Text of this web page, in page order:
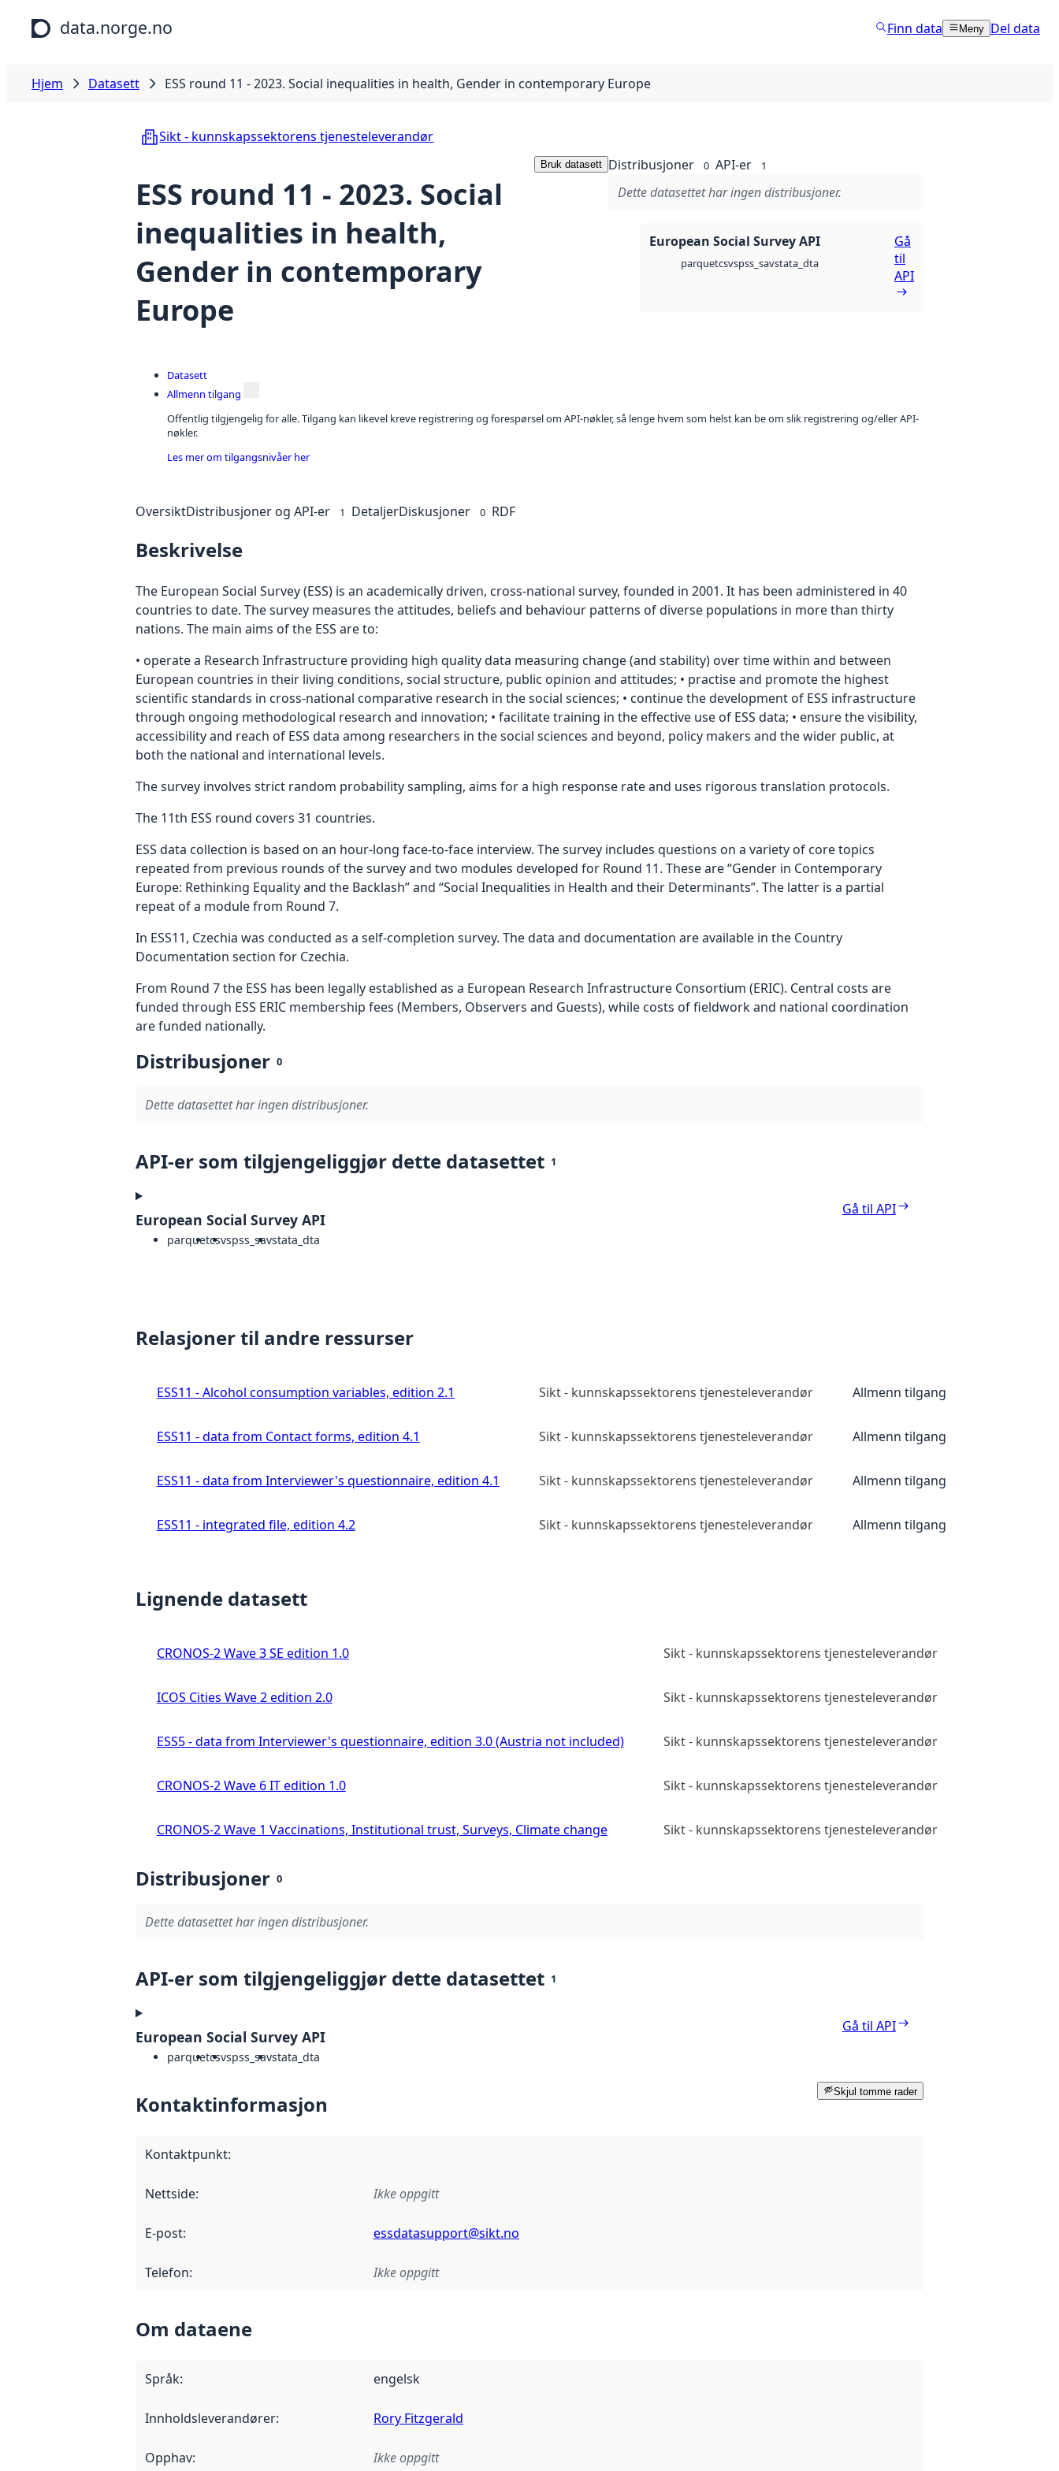
Hopp til hovedinnhold
data.norge.no Finn data Meny Del data
Hjem Datasett ESS round 11 - 2023. Social inequalities in health, Gender in contemporary Europe
Sikt - kunnskapssektorens tjenesteleverandør
ESS round 11 - 2023. Social
inequalities in health,
Gender in contemporary
Europe
Bruk datasett Distribusjoner 0 API-er 1
Dette datasettet har ingen distribusjoner.
European Social Survey API
parquetcsvspss_savstata_dta
Gå
til
API
Datasett
Allmenn tilgang
Offentlig tilgjengelig for alle. Tilgang kan likevel kreve registrering og forespørsel om API-nøkler, så lenge hvem som helst kan be om slik registrering og/eller API-
nøkler.
Les mer om tilgangsnivåer her
OversiktDistribusjoner og API-er 1 DetaljerDiskusjoner 0 RDF
Beskrivelse
The European Social Survey (ESS) is an academically driven, cross-national survey, founded in 2001. It has been administered in 40
countries to date. The survey measures the attitudes, beliefs and behaviour patterns of diverse populations in more than thirty
nations. The main aims of the ESS are to:
• operate a Research Infrastructure providing high quality data measuring change (and stability) over time within and between
European countries in their living conditions, social structure, public opinion and attitudes; • practise and promote the highest
scientific standards in cross-national comparative research in the social sciences; • continue the development of ESS infrastructure
through ongoing methodological research and innovation; • facilitate training in the effective use of ESS data; • ensure the visibility,
accessibility and reach of ESS data among researchers in the social sciences and beyond, policy makers and the wider public, at
both the national and international levels.
The survey involves strict random probability sampling, aims for a high response rate and uses rigorous translation protocols.
The 11th ESS round covers 31 countries.
ESS data collection is based on an hour-long face-to-face interview. The survey includes questions on a variety of core topics
repeated from previous rounds of the survey and two modules developed for Round 11. These are “Gender in Contemporary
Europe: Rethinking Equality and the Backlash” and “Social Inequalities in Health and their Determinants”. The latter is a partial
repeat of a module from Round 7.
In ESS11, Czechia was conducted as a self-completion survey. The data and documentation are available in the Country
Documentation section for Czechia.
From Round 7 the ESS has been legally established as a European Research Infrastructure Consortium (ERIC). Central costs are
funded through ESS ERIC membership fees (Members, Observers and Guests), while costs of fieldwork and national coordination
are funded nationally.
Distribusjoner 0
Dette datasettet har ingen distribusjoner.
API-er som tilgjengeliggjør dette datasettet 1
European Social Survey API
parquetcsvspss_savstata_dta
Gå til API
Relasjoner til andre ressurser
ESS11 - Alcohol consumption variables, edition 2.1 Sikt - kunnskapssektorens tjenesteleverandør Allmenn tilgang
ESS11 - data from Contact forms, edition 4.1 Sikt - kunnskapssektorens tjenesteleverandør Allmenn tilgang
ESS11 - data from Interviewer's questionnaire, edition 4.1 Sikt - kunnskapssektorens tjenesteleverandør Allmenn tilgang
ESS11 - integrated file, edition 4.2 Sikt - kunnskapssektorens tjenesteleverandør Allmenn tilgang
Lignende datasett
CRONOS-2 Wave 3 SE edition 1.0 Sikt - kunnskapssektorens tjenesteleverandør
ICOS Cities Wave 2 edition 2.0 Sikt - kunnskapssektorens tjenesteleverandør
ESS5 - data from Interviewer's questionnaire, edition 3.0 (Austria not included) Sikt - kunnskapssektorens tjenesteleverandør
CRONOS-2 Wave 6 IT edition 1.0 Sikt - kunnskapssektorens tjenesteleverandør
CRONOS-2 Wave 1 Vaccinations, Institutional trust, Surveys, Climate change Sikt - kunnskapssektorens tjenesteleverandør
Distribusjoner 0
Dette datasettet har ingen distribusjoner.
API-er som tilgjengeliggjør dette datasettet 1
European Social Survey API
parquetcsvspss_savstata_dta
Gå til API
Skjul tomme rader
Kontaktinformasjon
Kontaktpunkt:
Nettside: Ikke oppgitt
E-post: essdatasupport@sikt.no
Telefon: Ikke oppgitt
Om dataene
Språk: engelsk
Innholdsleverandører: Rory Fitzgerald
Opphav: Ikke oppgitt